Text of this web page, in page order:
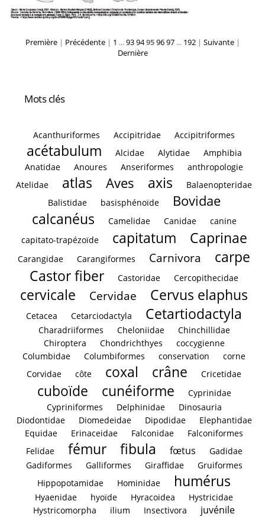
Première| Précédente| 1 ...9394959697... 192 | Suivante |
Dernière
Mots clés
Acanthuriformes Accipitridae Accipitriformes
acétabulum Alcidae Alytidae
Amphibia
Anatidae
Anoures Anseriformes
anthropologie
Atelidae
atlas Aves axis
Balaenopteridae
Balistidae
basisphénoïde Bovidae
calcanéus Camelidae Canidae
canine
capitato-trapézoïde
capitatum Caprinae
Carangidae Carangiformes Carnivora
carpe
Castor fiber
Castoridae Cercopithecidae
cervicale Cervidae Cervus elaphus
Cetacea Cetarciodactyla Cetartiodactyla
Charadriiformes Cheloniidae
Chinchillidae
Chiroptera
Chondrichthyes
coccygienne
Columbidae
Columbiformes conservation
corne
Corvidae
côte coxal crâne Cricetidae
cuboïde cunéiforme
Cyprinidae
Cypriniformes
Delphinidae
Dinosauria
Diodontidae
Diomedeidae Dipodidae
Elephantidae
Equidae
Erinaceidae Falconidae
Falconiformes
Felidae
fémur fibula fœtus
Gadidae
Gadiformes
Galliformes Giraffidae
Gruiformes
Hippopotamidae
Hominidae humérus
Hyaenidae hyoïde Hyracoidea
Hystricidae
Hystricomorpha
ilium Insectivora juvénile